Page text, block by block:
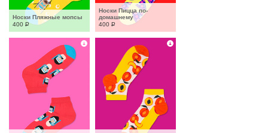
Носки Пляжные мопсы
400 Р
Носки Пицца по-
домашнему
400 Р